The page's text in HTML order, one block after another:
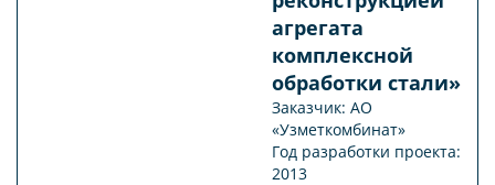
агрегата
комплексной
обработки стали»
Заказчик: АО
«Узметкомбинат»
Год разработки проекта:
2013